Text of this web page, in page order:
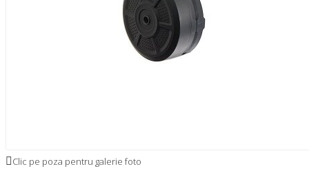
Clic pe poza pentru galerie foto